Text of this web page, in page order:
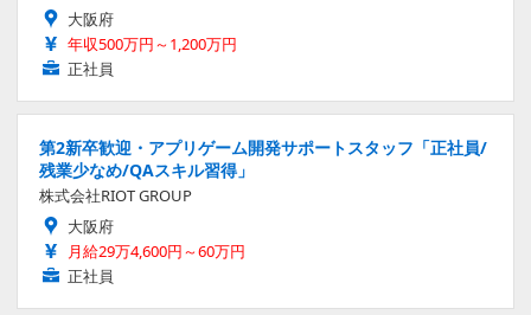
大阪府
年収500万円～1,200万円
正社員
第2新卒歓迎・アプリゲーム開発サポートスタッフ「正社員/
残業少なめ/QAスキル習得」
株式会社RIOT GROUP
大阪府
月給29万4,600円～60万円
正社員